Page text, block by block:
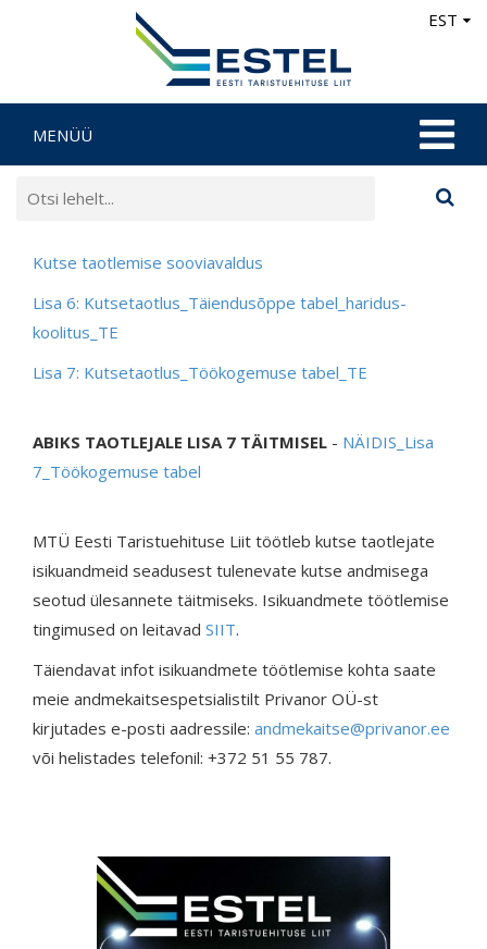
EST
MENÜÜ
Kutse taotlemise sooviavaldus
Lisa 6: Kutsetaotlus_Täiendusõppe tabel_haridus-
koolitus_TE
Lisa 7: Kutsetaotlus_Töökogemuse tabel_TE
ABIKS TAOTLEJALE LISA 7 TÄITMISEL - NÄIDIS_Lisa
7_Töökogemuse tabel
MTÜ Eesti Taristuehituse Liit töötleb kutse taotlejate
isikuandmeid seadusest tulenevate kutse andmisega
seotud ülesannete täitmiseks. Isikuandmete töötlemise
tingimused on leitavad SIIT.
Täiendavat infot isikuandmete töötlemise kohta saate
meie andmekaitsespetsialistilt Privanor OÜ-st
kirjutades e-posti aadressile: andmekaitse@privanor.ee
või helistades telefonil: +372 51 55 787.